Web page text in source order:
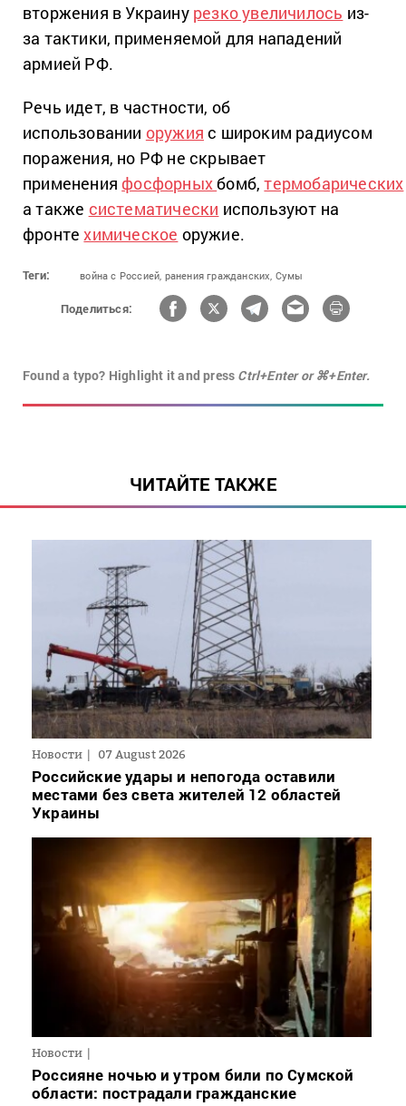
вторжения в Украину резко увеличилось из-
за тактики, применяемой для нападений
армией РФ.
Речь идет, в частности, об
использовании оружия с широким радиусом
поражения, но РФ не скрывает
применения фосфорныхбомб,термобарических
а также систематически используют на
фронтехимическое оружие.
Теги: война с Россией, ранения гражданских, Сумы
Поделиться:
Found a typo? Highlight it and press Ctrl+Enter or ⌘+Enter.
ЧИТАЙТЕ ТАКЖЕ
Новости 07 August 2026
Российские удары и непогода оставили
местами без света жителей 12 областей
Украины
Новости
Россияне ночью и утром били по Сумской
области: пострадали гражданские